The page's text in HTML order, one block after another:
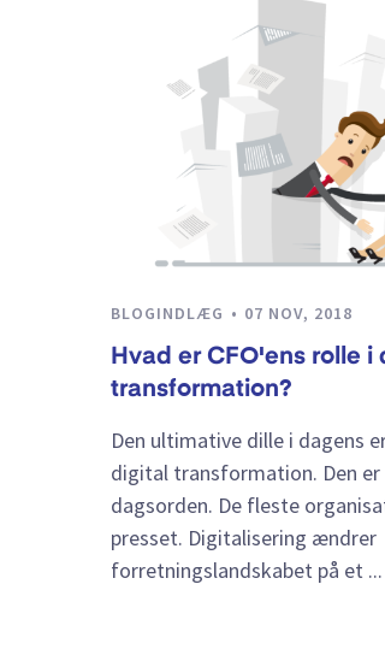
BLOGINDLÆG 07 NOV, 2018
Hvad er CFO'ens rolle i
transformation?
Den ultimative dille i dagens
digital transformation. Den er
dagsorden. De fleste
presset. Digitalisering ændrer
forretningslandskabet på et ...